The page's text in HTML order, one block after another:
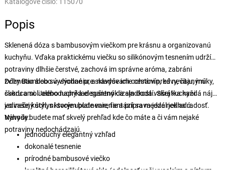
Popis
Sklenená dóza s bambusovým viečkom pre krásnu a organizovanú
kuchyňu. Vďaka praktickému viečku so silikónovým tesnením udrží
potraviny dlhšie čerstvé, zachová im správne aróma, zabráni
zvlhnutiu alebo vysýchaniu, a navyše ich ochráni pred nevítanými
škodcami. Jednoduchý a elegantný dizajn dodá vašej kuchyni
jedinečný štýl, s ktorým bude varenie a príprava jedál jedna radosť.
Navyše budete mať skvelý prehľad kde čo máte a či vám nejaké
potraviny nedochádzajú.
Dózy Bamboo sú vhodné pre skladovanie cestovín, kávy, čaju, múky,
cukru a soli alebo napríklad sušienok a sladkostí. Skrátka každá nájde
vo vašej kuchyni svoje uplatnenie, fantázii sa medze nekladú.
Výhody:
jednoduchý elegantný vzhľad
dokonalé tesnenie
prírodné bambusové viečko
kvalitné borosilikátové sklo (odolnosť voči vysokým a nízkym